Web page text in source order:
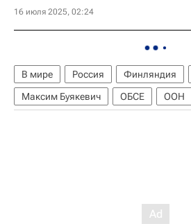
16 июля 2025, 02:24
В мире Россия Финляндия
Максим Буякевич
ОБСЕ ООН